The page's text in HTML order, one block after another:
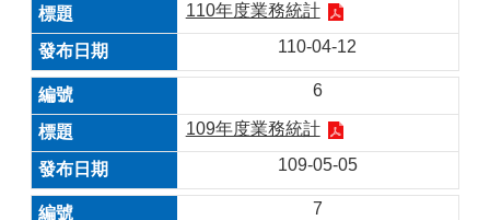
110年度業務統計
110-04-12
6
109年度業務統計
109-05-05
7